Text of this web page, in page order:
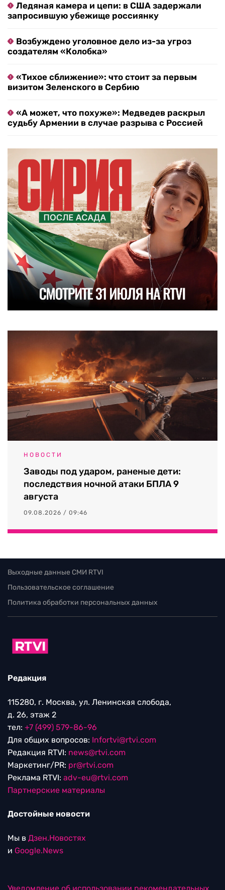
Ледяная камера и цепи: в США задержали
запросившую убежище россиянку
Возбуждено уголовное дело из-за угроз
создателям «Колобка»
«Тихое сближение»: что стоит за первым
визитом Зеленского в Сербию
«А может, что похуже»: Медведев раскрыл
судьбу Армении в случае разрыва с Россией
НОВОСТИ
Заводы под ударом, раненые дети:
последствия ночной атаки БПЛА 9
августа
09.08.2026 / 09:46
Выходные данные СМИ RTVI
Пользовательское соглашение
Политика обработки персональных данных
Редакция
115280, г. Москва, ул. Ленинская слобода,
д. 26, этаж 2
тел: +7 (499) 579-86-96
Для общих вопросов: Infortvi@rtvi.com
Редакция RTVI: news@rtvi.com
Маркетинг/PR: pr@rtvi.com
Реклама RTVI: adv-eu@rtvi.com
Партнерские материалы
Достойные новости
Мы в Дзен.Новостях
и Google.News